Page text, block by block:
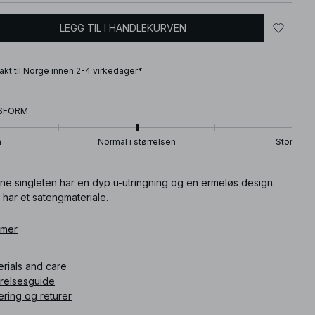
LEGG TIL I HANDLEKURVEN
til Norge innen 2-4 virkedager*
Normal i størrelsen Stor
singleten har en dyp u-utringning og en ermeløs design.
har et satengmateriale.
and care
og returer